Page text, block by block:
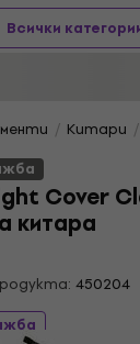
Всички
Китари
Cover
китара
450204